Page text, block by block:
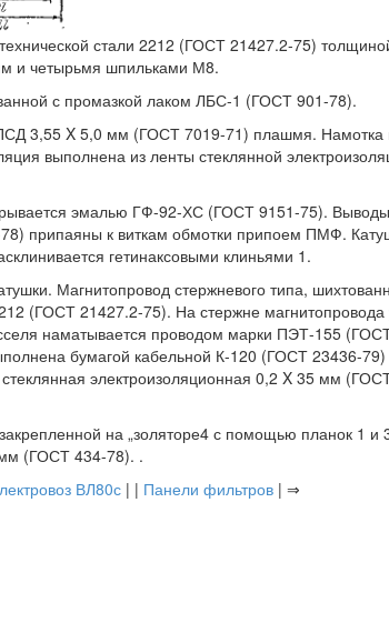
стали 2212 (ГОСТ 21427.2-75)
и четырьмя шпильками М8.
с промазкой лаком ЛБС-1 (ГОСТ 901-78).
3,55 X 5,0 мм (ГОСТ 7019-71) плашмя. Намотка
выполнена из ленты стеклянной
эмалью ГФ-92-ХС (ГОСТ 9151-75). Выводы
припаяны к виткам обмотки припоем ПМФ.
гетинаксовыми клиньями 1.
Магнитопровод стержневого типа,
(ГОСТ 21427.2-75). На стержне магнитопровода
наматывается проводом марки ПЭТ-155
бумагой кабельной К-120 (ГОСТ 23436-
электроизоляционная 0,2 X 35 мм
на „золяторе4 с помощью планок 1 и
(ГОСТ 434-78). .
ВЛ80с | | Панели фильтров | ⇒